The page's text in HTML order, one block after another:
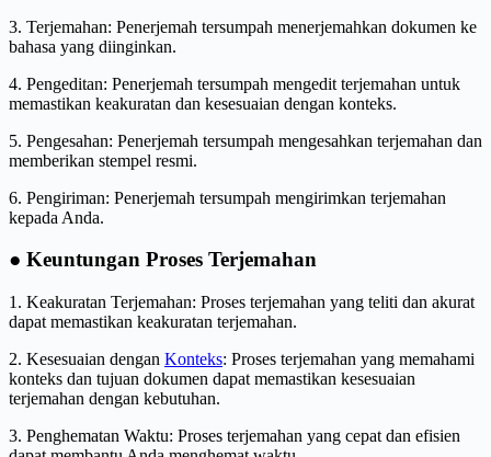
3. Terjemahan: Penerjemah tersumpah menerjemahkan dokumen ke
bahasa yang diinginkan.
4. Pengeditan: Penerjemah tersumpah mengedit terjemahan untuk
memastikan keakuratan dan kesesuaian dengan konteks.
5. Pengesahan: Penerjemah tersumpah mengesahkan terjemahan dan
memberikan stempel resmi.
6. Pengiriman: Penerjemah tersumpah mengirimkan terjemahan
kepada Anda.
● Keuntungan Proses Terjemahan
1. Keakuratan Terjemahan: Proses terjemahan yang teliti dan akurat
dapat memastikan keakuratan terjemahan.
2. Kesesuaian dengan Konteks: Proses terjemahan yang memahami
konteks dan tujuan dokumen dapat memastikan kesesuaian
terjemahan dengan kebutuhan.
3. Penghematan Waktu: Proses terjemahan yang cepat dan efisien